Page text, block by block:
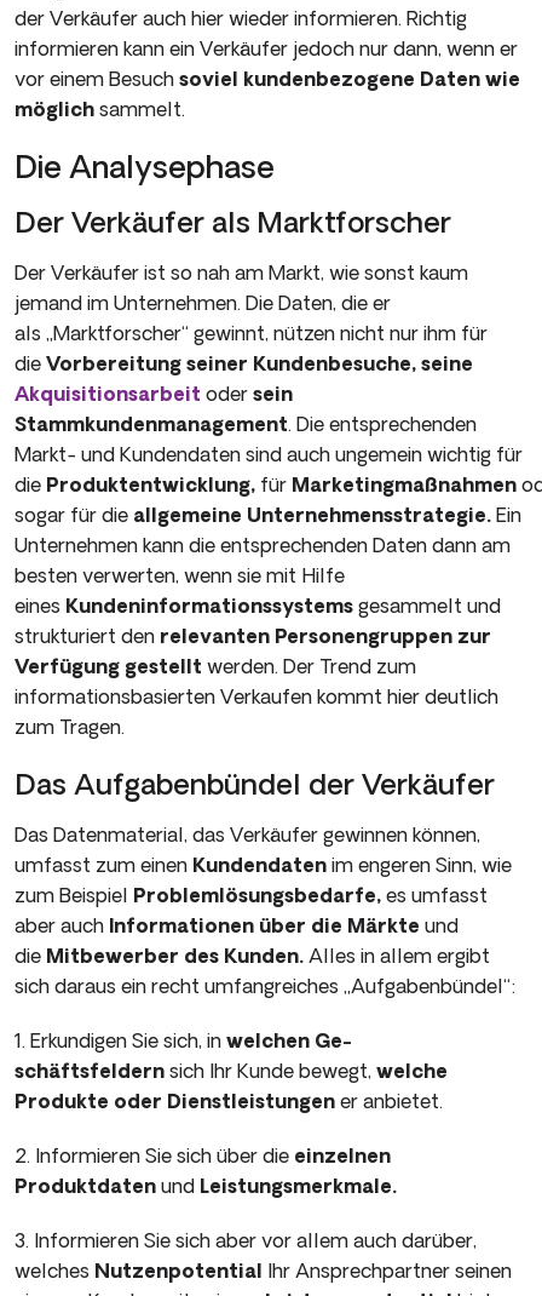
der Verkäufer auch hier wieder informieren. Richtig
informieren kann ein Verkäu­fer jedoch nur dann, wenn er
vor einem Besuch soviel kundenbezo­gene Daten wie
möglich sammelt.
Die Analysephase
Der Verkäufer als Marktforscher
Der Verkäufer ist so nah am Markt, wie sonst kaum
jemand im Un­ternehmen. Die Daten, die er
als „Marktforscher“ gewinnt, nützen nicht nur ihm für
die Vorbereitung seiner Kundenbesuche, seine
Akquisitionsarbeit oder sein
Stammkundenmanagement. Die ent­sprechenden
Markt- und Kundendaten sind auch ungemein wichtig für
die Produktentwicklung, für Marketingmaßnahmen
sogar für die allgemeine Unternehmensstrategie. Ein
Un­ternehmen kann die entsprechenden Daten dann am
besten verwer­ten, wenn sie mit Hilfe
eines Kundeninformationssystems gesammelt und
strukturiert den relevanten Personengruppen zur
Verfügung gestellt werden. Der Trend zum
informationsbasierten Verkaufen kommt hier deutlich
zum Tragen.
Das Aufgabenbündel der Verkäufer
Das Datenmaterial, das Verkäufer gewinnen können,
umfasst zum einen Kundendaten im engeren Sinn, wie
zum Beispiel Problemlösungsbedarfe, es umfasst
aber auch Informationen über die Märkte und
die Mitbewerber des Kunden. Alles in allem ergibt
sich daraus ein recht umfangreiches „Aufgabenbündel“:
1. Erkundigen Sie sich, in welchen Ge­
schäftsfeldern sich Ihr Kunde bewegt, welche
Produkte oder Dienstleistungen er anbietet.
2. Informieren Sie sich über die einzelnen
Produktdaten und Leistungsmerkmale.
3. Informieren Sie sich aber vor allem auch darüber,
welches Nutzenpotential Ihr Ansprechpartner seinen